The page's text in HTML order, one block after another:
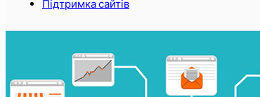
Підтримка сайтів